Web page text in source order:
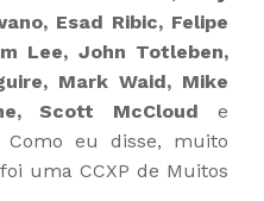
Esad Ribic, Felipe
Lee, John Totleben,
Mark Waid, Mike
Scott McCloud e
eu disse, muito
uma CCXP de Muitos